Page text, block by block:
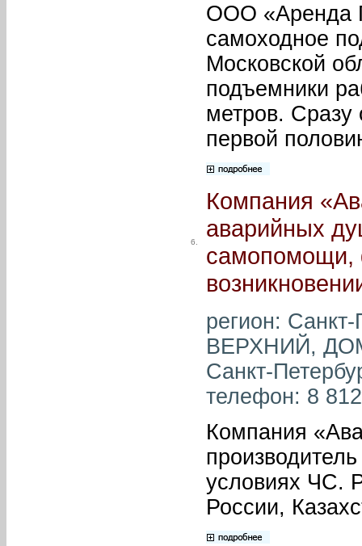
ООО «Аренда
самоходное
Московской
подъемники
метров. Сразу
первой
6.
Компания
аварийных
самопомощи,
регион:
ВЕРХНИЙ,
Санкт-
телефон: 8
Компания
условиях ЧС.
России,